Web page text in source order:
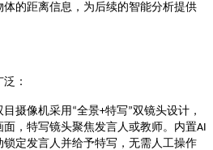
的距离信息，为后续的智能分析提供
泛 ：
目摄像机采用“全景+特写”双镜头设计，
，特写镜头聚焦发言人或教师。内置AI
定发言人并给予特写，无需人工操作